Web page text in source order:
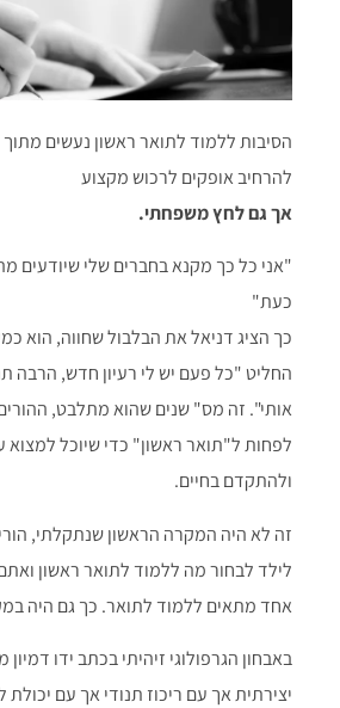
הסיבות ללמוד לתואר ראשון נעשים
להרחיב אופקים לרכוש מקצוע
אך גם לחץ משפחתי.
"אני כל כך מקנא בחברים שלי שיודעים
כעת"
החליט "כל פעם יש לי רעיון חדש, הרבה
אותי". זה מס" שנים שהוא מתלבט,
לפחות ל"תואר ראשון" כדי שיוכל למצוא
ולהתקדם בחיים.
זה לא היה המקרה הראשון שנתקלתי,
לילד לבחור מה ללמוד לתואר ראשון
אחד מתאים ללמוד לתואר. כך גם היה
באבחון הגרפולוגי זיהיתי בכתב ידו
יצירתית אך עם ריכוז תנודי אך עם